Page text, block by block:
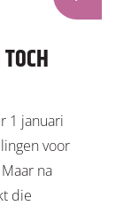
1 januari
voor
na
die